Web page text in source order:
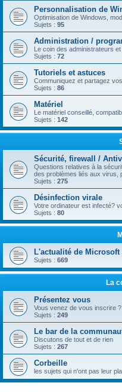
Personnalisation de
Optimisation de Windows,
Sujets : 95
Administration /
Le coin des administrateurs
Sujets : 72
Tutoriels et astuces
Communiquez et partagez
Sujets : 86
Matériel
Le matériel conseillé,
Sujets : 142
Sécurité, firewall /
Questions relatives à la
des problèmes liés aux virus,
Sujets : 275
Désinfection virale
Votre ordinateur est infecté?
Sujets : 80
L'actualité de
Sujets : 669
La
Présentez vous
Vous venez de vous inscrire
Sujets : 249
Le bar de la
Discutons de tout et de rien
Sujets : 267
Corbeille
les sujets qui n'ont pas leur